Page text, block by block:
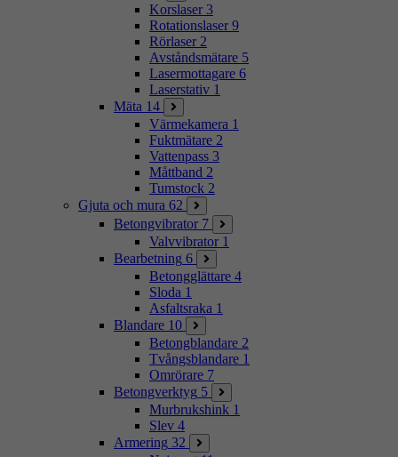
Korslaser 3
Rotationslaser 9
Rörlaser 2
Avståndsmätare 5
Lasermottagare 6
Laserstativ 1
Mäta 14
Värmekamera 1
Fuktmätare 2
Vattenpass 3
Måttband 2
Tumstock 2
Gjuta och mura 62
Betongvibrator 7
Valvvibrator 1
Bearbetning 6
Betongglättare 4
Sloda 1
Asfaltsraka 1
Blandare 10
Betongblandare 2
Tvångsblandare 1
Omrörare 7
Betongverktyg 5
Murbrukshink 1
Slev 4
Armering 32